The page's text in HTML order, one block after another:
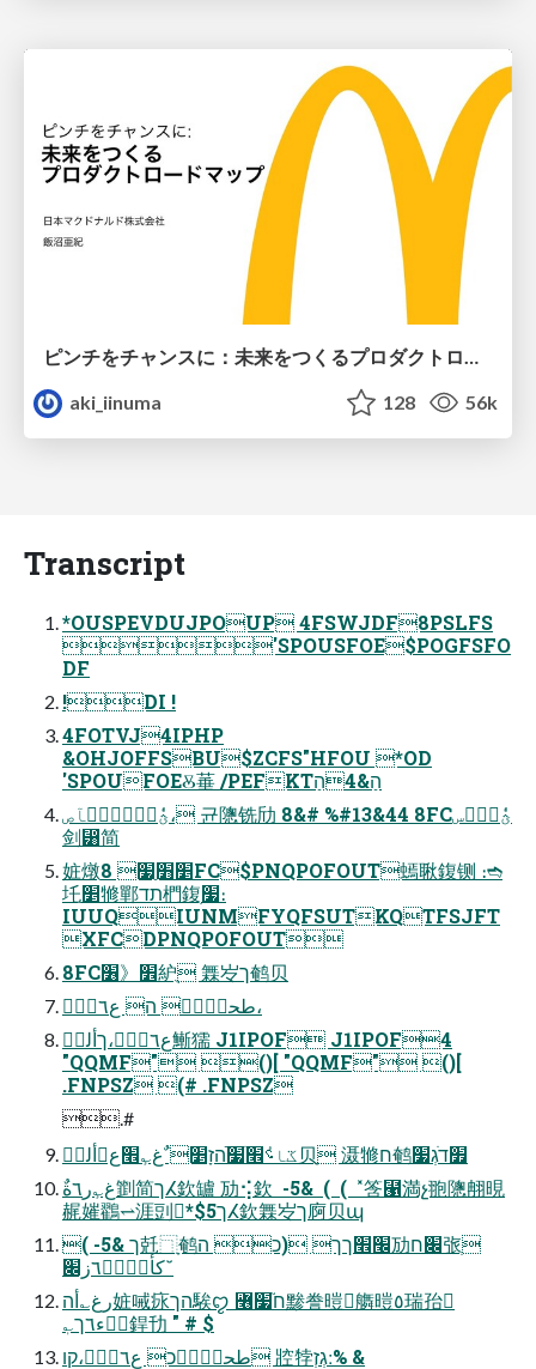
aki_iinuma
128 56k
Transcript
*OUSPEVDUJPOUP 4FSWJDF8PSLFS
'SPOUSFOE$POGFSFO
DF
!DI !
4FOTVJ4IPHP
&OHJOFFSBU$ZCFS"HFOU *OD
'SPOUFOEⰋ菙 /PEFKTהַ&4הַ
ؿٗٝزؒٝسؒٝآص، 균䧭铣劤 8&# %#13&44 8FCؿٗٝزؒٝس
剑⵸简
㛇燉ַ׵׻ַ׷ 8FC$PNQPOFOUT䗡䎿鍑铡 ։➬
圫ַ׵㹋鄲תד椚鍑ׅ׷։
IUUQIUNMFYQFSUTKQTFSJFT
XFCDPNQPOFOUT
8FC׾《׶䋆ֻ 橆㞮ך鹌⻉
طحزٙ٦ؙ ה ع٦سؐؑ،
ع٦سؐؑ،ךألحؙ䱿獳 J1IPOF J1IPOF4
"QQMF" ()[ "QQMF" ()[
.FNPSZ (# .FNPSZ
.#
ػا؝ٝ׮ׁ׷ֿהזָ׵ ٌغ؎ٕ׮ع؎ألحؙ⻉ָ 滠㹋ח鹌׿דֹגְ׷
䞔㜠鸐⥋涯剅*$5ךⵃ欽橆㞮ך㢌⻉պ
( -5& ך兛⿹ָ鹌׬׮ךך (כ ה劢׌ח㢳ְ
كأزؒؿؓ٦ز׌׃˘
رغ؎أה㛇㖑㽷הך騃ꨄ ꟦ח֮׷黪誊暟䒉暟٥瑞孡
ٖ؎ذٝء٦ך銲㔓 " # $
طحزٙ٦ؙכ ع٦سؐؑ،קו 㸜㹀׃גְזְ % &